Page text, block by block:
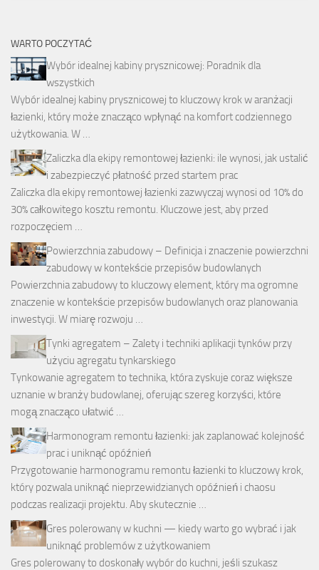
WARTO POCZYTAĆ
Wybór idealnej kabiny prysznicowej: Poradnik dla
wszystkich
Wybór idealnej kabiny prysznicowej to kluczowy krok w aranżacji
łazienki, który może znacząco wpłynąć na komfort codziennego
użytkowania. W …
Zaliczka dla ekipy remontowej łazienki: ile wynosi, jak ustalić
i zabezpieczyć płatność przed startem prac
Zaliczka dla ekipy remontowej łazienki zazwyczaj wynosi od 10% do
30% całkowitego kosztu remontu. Kluczowe jest, aby przed
rozpoczęciem …
Powierzchnia zabudowy – Definicja i znaczenie powierzchni
zabudowy w kontekście przepisów budowlanych
Powierzchnia zabudowy to kluczowy element, który ma ogromne
znaczenie w kontekście przepisów budowlanych oraz planowania
inwestycji. W miarę rozwoju …
Tynki agregatem – Zalety i techniki aplikacji tynków przy
użyciu agregatu tynkarskiego
Tynkowanie agregatem to technika, która zyskuje coraz większe
uznanie w branży budowlanej, oferując szereg korzyści, które
mogą znacząco ułatwić …
Harmonogram remontu łazienki: jak zaplanować kolejność
prac i uniknąć opóźnień
Przygotowanie harmonogramu remontu łazienki to kluczowy krok,
który pozwala uniknąć nieprzewidzianych opóźnień i chaosu
podczas realizacji projektu. Aby skutecznie …
Gres polerowany w kuchni — kiedy warto go wybrać i jak
uniknąć problemów z użytkowaniem
Gres polerowany to doskonały wybór do kuchni, jeśli szukasz